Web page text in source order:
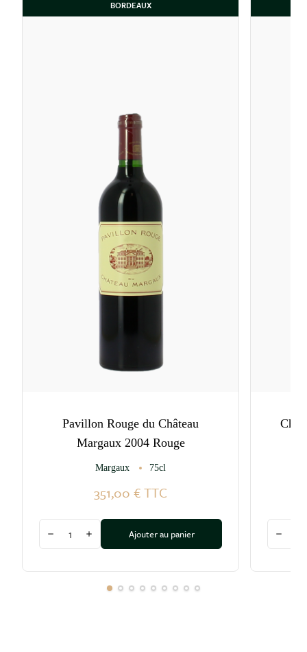
BORDEAUX
Pavillon Rouge du Château
Margaux 2004 Rouge
Margaux 75cl
351,00 €TTC
Diminuer la quantité
Augmenter la quantité
Ajouter au panier